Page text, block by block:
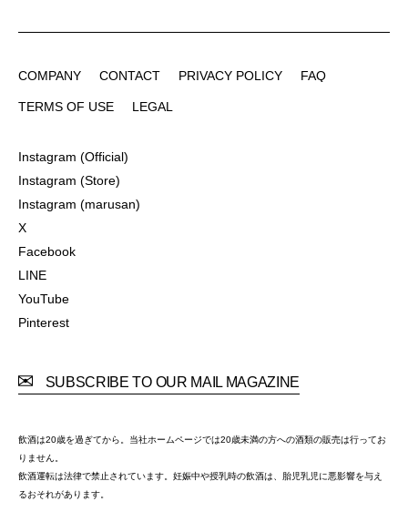
COMPANY
CONTACT
PRIVACY POLICY
FAQ
TERMS OF USE
LEGAL
Instagram (Official)
Instagram (Store)
Instagram (marusan)
X
Facebook
LINE
YouTube
Pinterest
SUBSCRIBE TO OUR MAIL MAGAZINE
飲酒は20歳を過ぎてから。当社ホームページでは20歳未満の方への酒類の販売は行ってお
りません。
飲酒運転は法律で禁止されています。妊娠中や授乳時の飲酒は、胎児乳児に悪影響を与え
るおそれがあります。